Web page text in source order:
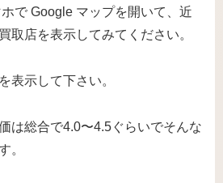
で Google マップを開いて、近
取店を表示してみてください。
表示して下さい。
は総合で4.0〜4.5ぐらいでそんな
。